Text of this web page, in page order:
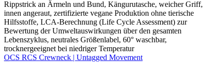
Rippstrick an Ärmeln und Bund, Kängurutasche, weicher Griff,
innen angeraut, zertifizierte vegane Produktion ohne tierische
Hilfsstoffe, LCA-Berechnung (Life Cycle Assessment) zur
Bewertung der Umweltauswirkungen über den gesamten
Lebenszyklus, neutrales Größenlabel, 60° waschbar,
trocknergeeignet bei niedriger Temperatur
OCS RCS Crewneck | Untagged Movement